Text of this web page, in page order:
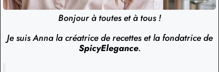
Bonjour à toutes et à tous !
Je suis Anna la créatrice de recettes et la fondatrice de
SpicyElegance.